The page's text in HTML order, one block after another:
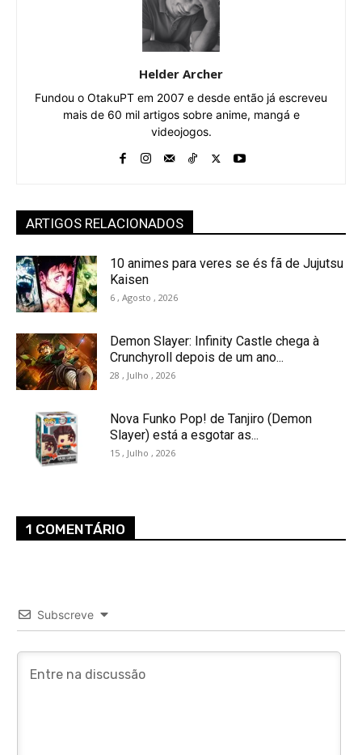
Helder Archer
Fundou o OtakuPT em 2007 e desde então já escreveu
mais de 60 mil artigos sobre anime, mangá e
videojogos.
ARTIGOS RELACIONADOS
10 animes para veres se és fã de Jujutsu
Kaisen
6 , Agosto , 2026
Demon Slayer: Infinity Castle chega à
Crunchyroll depois de um ano...
28 , Julho , 2026
Nova Funko Pop! de Tanjiro (Demon
Slayer) está a esgotar as...
15 , Julho , 2026
1 COMENTÁRIO
Subscreve